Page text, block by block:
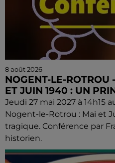
8 août 2026
NOGENT-LE-ROTROU
ET JUIN 1940 : UN
Jeudi 27 mai 2027 à 14h15
Nogent-le-Rotrou : Mai et
tragique. Conférence par
historien.